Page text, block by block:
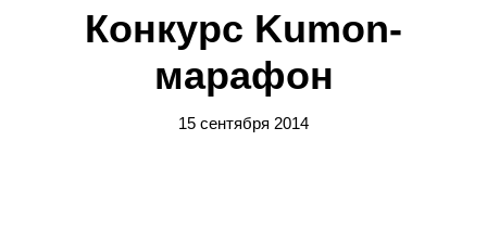
Конкурс Kumon-
марафон
15 сентября 2014